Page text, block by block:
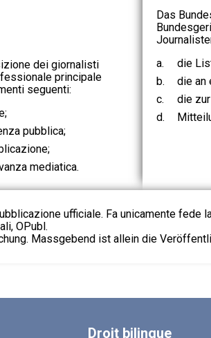
dei giornalisti
principale
seguenti:
pubblica;
mediatica.
Das
a.
die
b.
die an
c.
die
d.
ufficiale. Fa unicamente fede
OPubl.
Massgebend ist allein die
Droit bilingue